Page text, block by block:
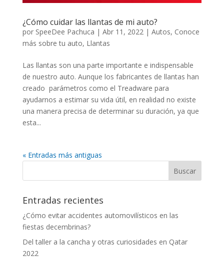
¿Cómo cuidar las llantas de mi auto?
por SpeeDee Pachuca | Abr 11, 2022| Autos, Conoce
más sobre tu auto, Llantas
Las llantas son una parte importante e indispensable
de nuestro auto. Aunque los fabricantes de llantas han
creado parámetros como el Treadware para
ayudarnos a estimar su vida útil, en realidad no existe
una manera precisa de determinar su duración, ya que
esta...
« Entradas más antiguas
Entradas recientes
¿Cómo evitar accidentes automovilísticos en las
fiestas decembrinas?
Del taller a la cancha y otras curiosidades en Qatar
2022